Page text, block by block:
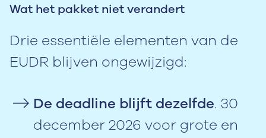
Wat het pakket niet verandert
Drie essentiële elementen van de
EUDR blijven ongewijzigd:
De deadline blijft dezelfde. 30
december 2026 voor grote en